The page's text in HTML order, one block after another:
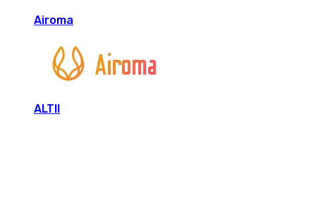
Airoma
ALTII